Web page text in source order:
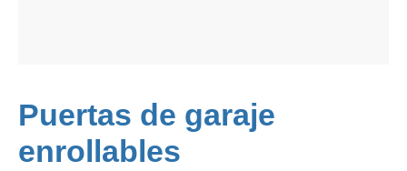
Puertas de garaje
enrollables